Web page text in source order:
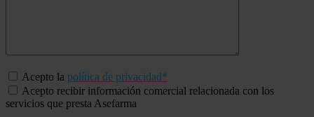
Acepto la política de privacidad*
Acepto recibir información comercial relacionada con los
servicios que presta Asefarma